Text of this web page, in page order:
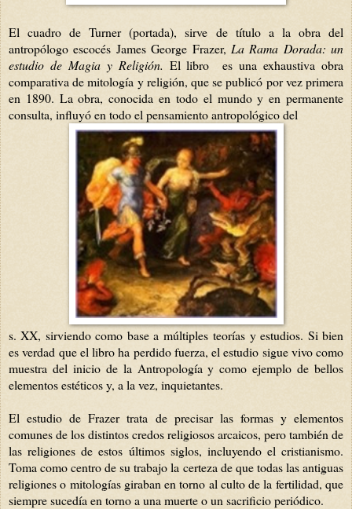
El cuadro de Turner (portada), sirve de título a la obra del
antropólogo escocés James George Frazer, La Rama Dorada: un
estudio de Magia y Religión. El libro es una exhaustiva obra
comparativa de mitología y religión, que se publicó por vez primera
en 1890. La obra, conocida en todo el mundo y en permanente
consulta, influyó en todo el pensamiento antropológico del
s. XX, sirviendo como base a múltiples teorías y estudios. Si bien
es verdad que el libro ha perdido fuerza, el estudio sigue vivo como
muestra del inicio de la Antropología y como ejemplo de bellos
elementos estéticos y, a la vez, inquietantes.
El estudio de Frazer trata de precisar las formas y elementos
comunes de los distintos credos religiosos arcaicos, pero también de
las religiones de estos últimos siglos, incluyendo el cristianismo.
Toma como centro de su trabajo la certeza de que todas las antiguas
religiones o mitologías giraban en torno al culto de la fertilidad, que
siempre sucedía en torno a una muerte o un sacrificio periódico.